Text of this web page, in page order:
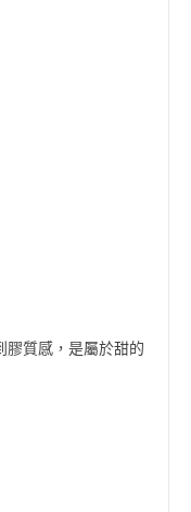
膠質感，是屬於甜的